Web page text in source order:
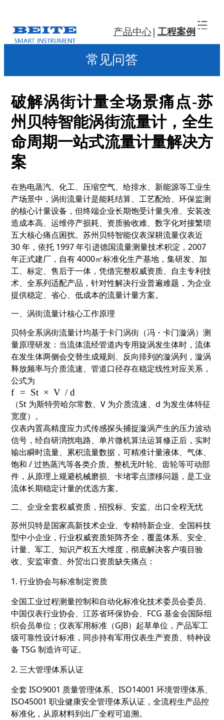
产品中心 工程案例
常见问答
破解涡街计量全场景痛点-苏
州贝特智能涡街流量计，全生
命周期一站式流量计量解决方
案
在热电蒸汽、化工、压缩空气、给排水、新能源等工业生
产场景中，涡街流量计是能耗结算、工艺配给、环保监测
的核心计量设备，但终端企业长期饱受计量失准、安装改
造成本高、运维停产损耗、资质验收难、数字化对接繁琐
五大核心痛点困扰。苏州贝特智能仪表深耕流量仪表近
30 年，依托 1997 年引进德国流量测量技术积淀，2007
年正式建厂，自有 4000㎡标准化生产基地，集研发、加
工、标定、售后于一体，凭借完整权威资质、自主专利技
术、全系列适配产品，针对性解决行业普遍难题，为企业
提供稳定、省心、低成本的流量计量方案。
一、涡街流量计核心工作原理
贝特全系涡街流量计均基于卡门涡街（冯・卡门漩涡）测
量原理研发：当流体流经管道内专用旋涡发生体时，流体
在发生体两侧会交替生成规则、反向排列的漩涡列，漩涡
释放频率与介质流速、管道口径存在稳定线性对应关系，
公式为
f = St × V / d
（St 为斯特劳哈尔常数、V 为介质流速、d 为发生体特征
宽度）。
仪表内置高精度应力式传感探头捕捉漩涡产生的压力波动
信号，经自研消扰电路、单片微机算法运算修正后，实时
输出瞬时流量、累积流量数据，可精准计量液体、气体、
饱和 / 过热蒸汽等各类介质。整机无叶轮、齿轮等可动部
件，从原理上规避机械磨损、卡堵零点漂移问题，是工业
流体长期稳定计量的优选方案。
二、企业全套权威资质，招投标、安监、出口全程无忧
苏州贝特是国家高新技术企业、专精特新企业、全国科技
型中小企业 ，行业权威资质矩阵齐全，覆盖体系、安全、
计量、军工、知识产权五大维度，彻底解决客户项目验
收、安监审查、外贸出口资质缺失痛点：
1. 行业协会与标准制定资质
全国工业过程测量控制和自动化标准化技术委员会委员、
中国仪表行业协会、江苏省环保协会、FCG 基金会国际组
织会员单位； 仪表军用标准（GJB）起草单位 ，产品军工
级可靠性设计标准，同步持有军用仪表生产资质、特种设
备 TSG 制造许可证。
2. 三大管理体系认证
全套 ISO9001 质量管理体系、ISO14001 环境管理体系、
ISO45001 职业健康安全管理体系认证，全流程生产品控
标准化，从原材料到出厂全程可追溯。